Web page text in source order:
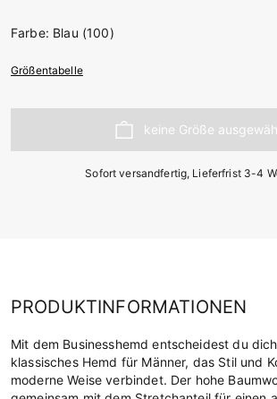
Farbe: Blau (100)
Größentabelle
Sofort versandfertig, Lieferfrist 3-4
PRODUKTINFORMATIONEN
Mit dem Businesshemd entscheidest du
klassisches Hemd für Männer, das Stil und
moderne Weise verbindet. Der hohe